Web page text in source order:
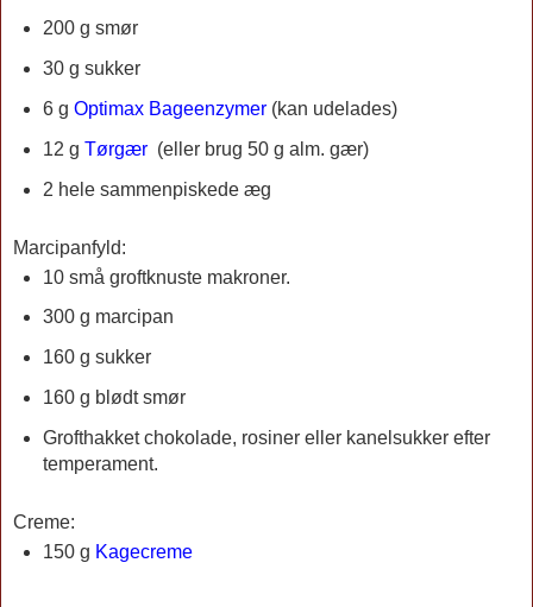
200 g smør
30 g sukker
6 g Optimax Bageenzymer(kan udelades)
12 g Tørgær(eller brug 50 g alm. gær)
2 hele sammenpiskede æg
Marcipanfyld:
10 små groftknuste makroner.
300 g marcipan
160 g sukker
160 g blødt smør
Grofthakket chokolade, rosiner eller kanelsukker efter
temperament.
Creme:
150 g Kagecreme